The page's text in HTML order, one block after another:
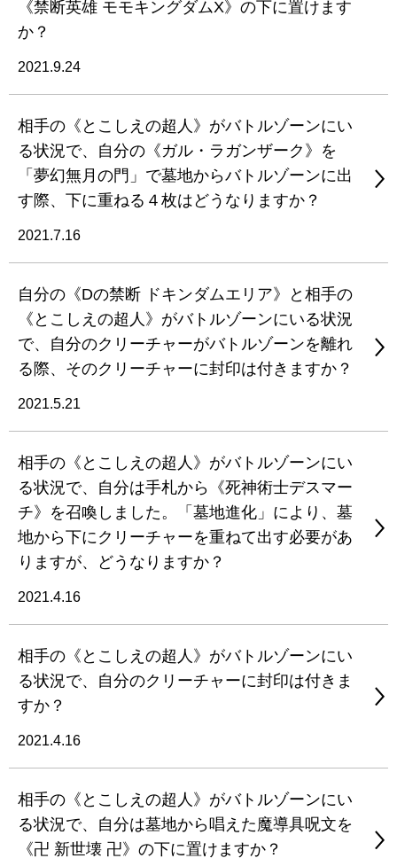
《禁断英雄 モモキングダムX》の下に置けます
か？
2021.9.24
相手の《とこしえの超人》がバトルゾーンにい
る状況で、自分の《ガル・ラガンザーク》を
「夢幻無月の門」で墓地からバトルゾーンに出
す際、下に重ねる４枚はどうなりますか？
2021.7.16
自分の《Dの禁断 ドキンダムエリア》と相手の
《とこしえの超人》がバトルゾーンにいる状況
で、自分のクリーチャーがバトルゾーンを離れ
る際、そのクリーチャーに封印は付きますか？
2021.5.21
相手の《とこしえの超人》がバトルゾーンにい
る状況で、自分は手札から《死神術士デスマー
チ》を召喚しました。「墓地進化」により、墓
地から下にクリーチャーを重ねて出す必要があ
りますが、どうなりますか？
2021.4.16
相手の《とこしえの超人》がバトルゾーンにい
る状況で、自分のクリーチャーに封印は付きま
すか？
2021.4.16
相手の《とこしえの超人》がバトルゾーンにい
る状況で、自分は墓地から唱えた魔導具呪文を
《卍 新世壊 卍》の下に置けますか？